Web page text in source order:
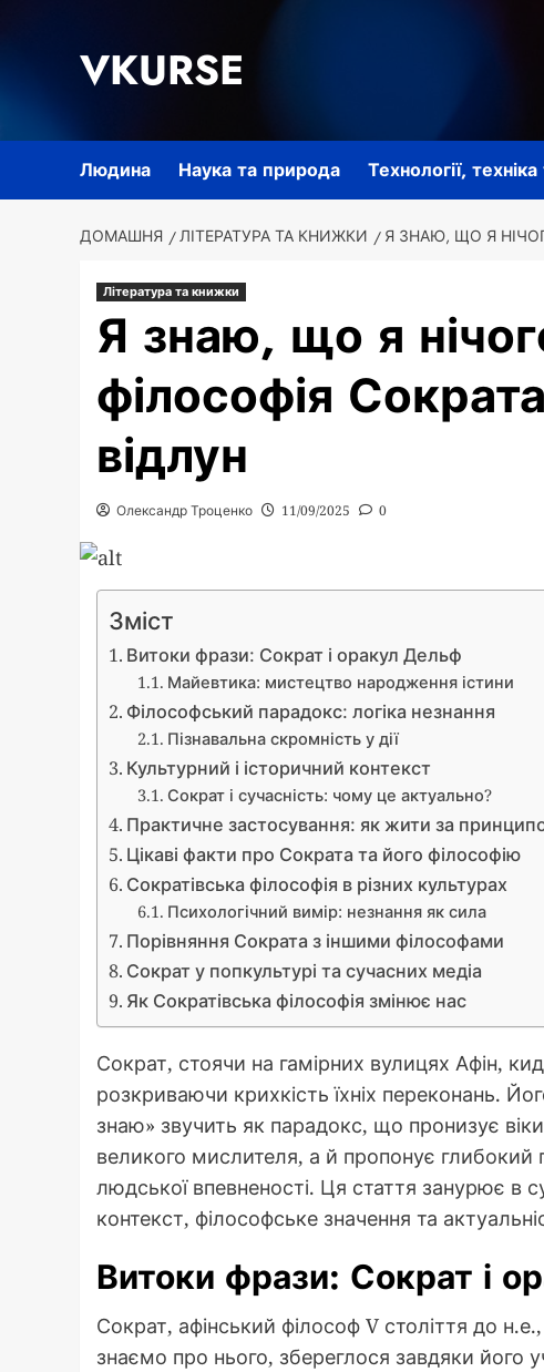
VKURSE
Людина Наука та природа Технології,
ДОМАШНЯ ЛІТЕРАТУРА ТА КНИЖКИ Я ЗНАЮ, ЩО Я
Література та книжки
Я знаю, що я
філософія
відлун
Олександр Троценко 11/09/2025 0
Зміст
Витоки фрази: Сократ і оракул Дельф
Майевтика: мистецтво народження істини
Філософський парадокс: логіка незнання
Пізнавальна скромність у дії
Культурний і історичний контекст
Сократ і сучасність: чому це актуально?
Практичне застосування: як жити за
Цікаві факти про Сократа та його філософію
Сократівська філософія в різних культурах
Психологічний вимір: незнання як сила
Порівняння Сократа з іншими філософами
Сократ у попкультурі та сучасних медіа
Як Сократівська філософія змінює нас
Сократ, стоячи на гамірних вулицях Афін,
розкриваючи крихкість їхніх переконань.
знаю» звучить як парадокс, що пронизує
великого мислителя, а й пропонує глибокий
людської впевненості. Ця стаття занурює в
контекст, філософське значення та
Витоки фрази: Сократ і
Сократ, афінський філософ V століття до
знаємо про нього, збереглося завдяки його